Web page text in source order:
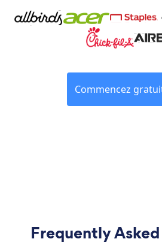
Commencez
Frequently